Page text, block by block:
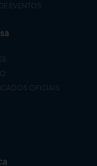
EVENTOS
OFICIAIS